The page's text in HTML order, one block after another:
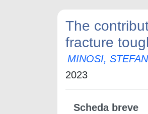
The
fracture
MINOSI,
2023
Scheda breve